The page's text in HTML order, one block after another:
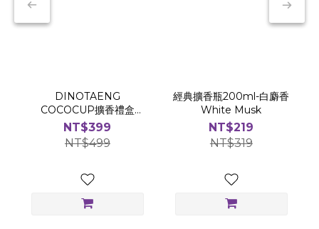
DINOTAENG
COCOCUP擴香禮盒
(120ml/兩入組)
NT$399
NT$499
經典擴香瓶200ml-白麝香
White Musk
NT$219
NT$319